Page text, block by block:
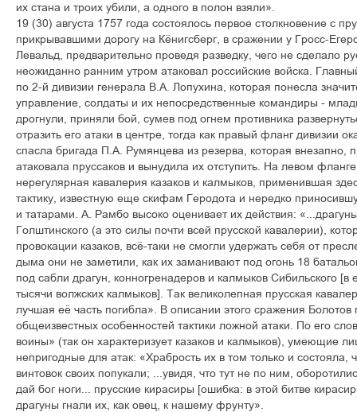
их стана и троих убили, а одного в полон взяли».
19 (30) августа 1757 года состоялось первое столкновение с
прикрывавшими дорогу на Кёнигсберг, в сражении у Гросс-
Левальд, предварительно проведя разведку, чего не сделало
неожиданно ранним утром атаковал российские войска.
по 2-й дивизии генерала В.А. Лопухина, которая понесла
управление, солдаты и их непосредственные командиры -
дрогнули, приняли бой, сумев под огнем противника
отразить его атаки в центре, тогда как правый фланг дивизии
спасла бригада П.А. Румянцева из резерва, которая внезапно,
атаковала пруссаков и вынудила их отступить. На левом
нерегулярная кавалерия казаков и калмыков, применившая
тактику, известную еще скифам Геродота и нередко
и татарами. А. Рамбо высоко оценивает их действия:
Голштинского (а это силы почти всей прусской кавалерии),
провокации казаков, всё-таки не смогли удержать себя от
дыма они не заметили, как их заманивают под огонь 18
под сабли драгун, конногренадеров и калмыков Сибильского [в
тысячи волжских калмыков]. Так великолепная прусская
лучшая её часть погибла». В описании этого сражения
общеизвестных особенностей тактики ложной атаки. По его
воины» (так он характеризует казаков и калмыков), умеющие
непригодные для атак: «Храбрость их в том только и состояла,
винтовок своих попукали; ...увидя, что тут не по ним,
дай бог ноги... прусские кирасиры [ошибка: в этой битве
драгуны гнали их, как овец, к нашему фрунту».